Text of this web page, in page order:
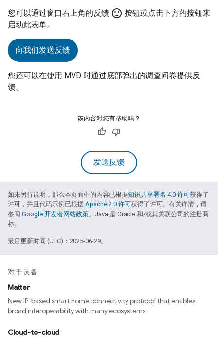
您可以通过窗口右上角的反馈 sentiment_satisfied 按钮或点击下方的按钮来
启动此表单。
向我们发送反馈
您还可以在使用 MVD 时通过底部弹出的调查问卷提供反
馈。
该内容对您有帮助吗？
发送反馈
如未另行说明，那么本页面中的内容已根据知识共享署名 4.0 许可获得了
许可，并且代码示例已根据 Apache 2.0 许可获得了许可。有关详情，请
参阅 Google 开发者网站政策。Java 是 Oracle 和/或其关联公司的注册商
标。
最后更新时间 (UTC)：2025-06-29。
对于设备
Matter
New IP-based smart home connectivity protocol that enables
broad interoperability with many ecosystems
Cloud-to-cloud